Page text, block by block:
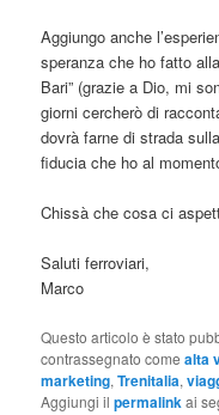
Aggiungo anche
speranza che ho fatto
Bari” (grazie a Dio, mi
giorni cercherò di
dovrà farne di strada
fiducia che ho al
Chissà che cosa ci
Saluti ferroviari,
Marco
Questo articolo è stato
contrassegnato comealta
marketing,Trenitalia,
Aggiungi ilpermalink ai